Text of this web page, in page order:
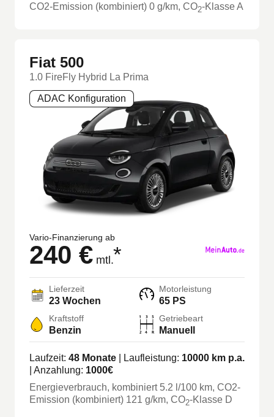
CO2-Emission (kombiniert) 0 g/km, CO2-KlasseA
Fiat 500
1.0 FireFly Hybrid La Prima
ADAC Konfiguration
Vario-Finanzierung ab
240 € mtl.*
Lieferzeit
23 Wochen
Motorleistung
65 PS
Kraftstoff
Benzin
Getriebeart
Manuell
Laufzeit: 48 Monate | Laufleistung: 10000 km p.a.
| Anzahlung: 1000€
Energieverbrauch, kombiniert 5.2 l/100 km, CO2-
Emission (kombiniert) 121 g/km, CO2-Klasse D